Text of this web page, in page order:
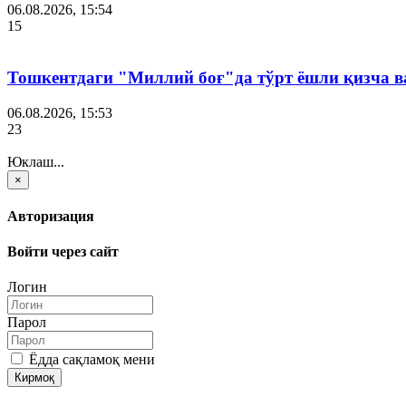
06.08.2026, 15:54
15
Тошкентдаги "Миллий боғ"да тўрт ёшли қизча
06.08.2026, 15:53
23
Юклаш...
×
Авторизация
Войти через сайт
Логин
Парол
Ёдда сақламоқ мени